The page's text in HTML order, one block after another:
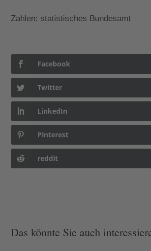
Zahlen: statistisches Bundesamt
Facebook
Twitter
LinkedIn
Pinterest
reddit
Das könnte Sie auch